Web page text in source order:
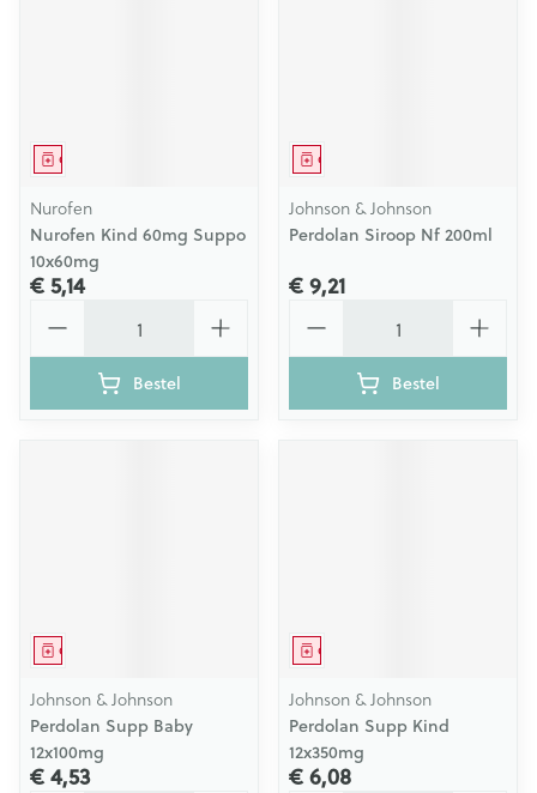
Geneesmiddel
Nurofen
Nurofen Kind 60mg Suppo
10x60mg
€ 5,14
Bestel
Geneesmiddel
Johnson & Johnson
Perdolan Siroop Nf 200ml
€ 9,21
Bestel
Geneesmiddel
Johnson & Johnson
Perdolan Supp Baby
12x100mg
€ 4,53
Geneesmiddel
Johnson & Johnson
Perdolan Supp Kind
12x350mg
€ 6,08